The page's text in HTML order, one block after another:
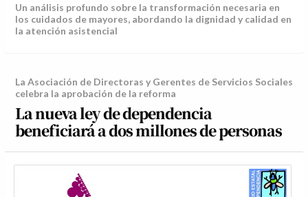
Un análisis profundo sobre la transformación necesaria en
los cuidados de mayores, abordando la dignidad y calidad en
la atención asistencial
La Asociación de Directoras y Gerentes de Servicios Sociales
celebra la aprobación de la reforma
La nueva ley de dependencia
beneficiará a dos millones de personas